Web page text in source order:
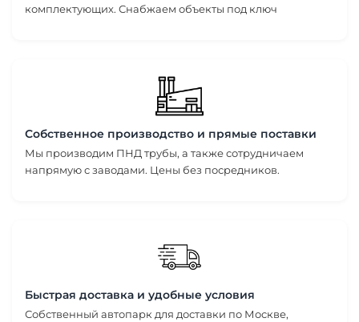
комплектующих. Снабжаем объекты под ключ
Собственное производство и прямые поставки
Мы производим ПНД трубы, а также сотрудничаем
напрямую с заводами. Цены без посредников.
Быстрая доставка и удобные условия
Собственный автопарк для доставки по Москве,